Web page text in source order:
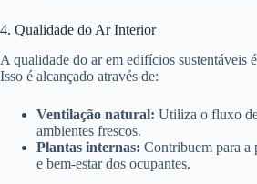
4. Qualidade do Ar Interior
A qualidade do ar em edifícios sustentáveis
Isso é alcançado através de:
Ventilação natural: Utiliza o fluxo
ambientes frescos.
Plantas internas: Contribuem para a
e bem-estar dos ocupantes.